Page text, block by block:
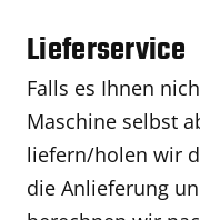
Lieferservice
Falls es Ihnen
Maschine selbst
liefern/holen wir
die Anlieferung